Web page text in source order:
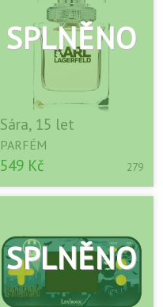
Sára, 15 let
PARFÉM
549 Kč 279